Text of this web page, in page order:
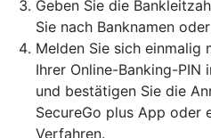
Geben Sie die
Sie nach Banknamen
Melden Sie sich einmalig
Ihrer Online-Banking-PIN
und bestätigen Sie die
SecureGo plus App oder
Verfahren.